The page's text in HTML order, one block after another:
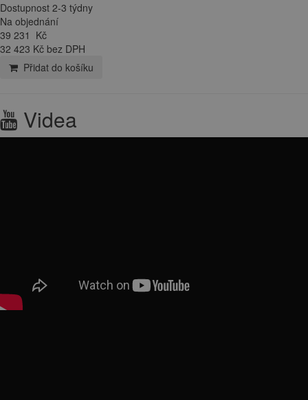
Dostupnost 2-3 týdny
Na objednání
39 231 Kč
32 423 Kč bez DPH
Přidat do košíku
Videa